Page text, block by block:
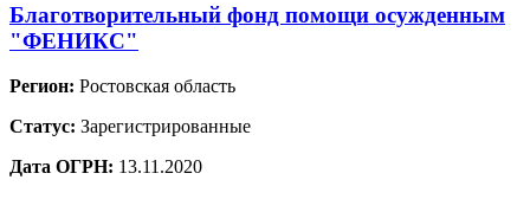
Благотворительный фонд помощи осужденным
"ФЕНИКС"
Регион: Ростовская область
Статус: Зарегистрированные
Дата ОГРН: 13.11.2020